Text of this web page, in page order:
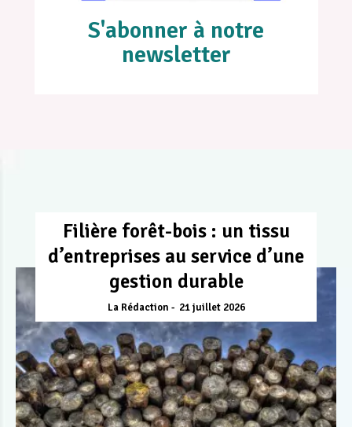
S'abonner à notre
newsletter
Filière forêt-bois : un tissu
d’entreprises au service d’une
gestion durable
La Rédaction 21 juillet 2026